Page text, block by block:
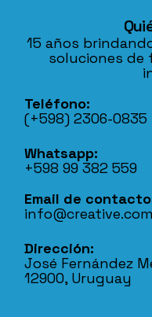
15 años
soluciones de
Teléfono:
(+598) 2306-0835
Whatsapp:
+598 99 382 559
Email de
Dirección:
José Fernández
12900, Uruguay